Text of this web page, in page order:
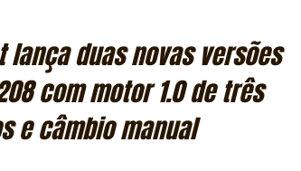
lança duas novas versões
com motor 1.0 de três
e câmbio manual